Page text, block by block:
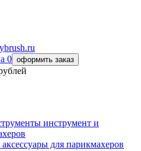
0 оформить заказ
инструмент и
для парикмахеров